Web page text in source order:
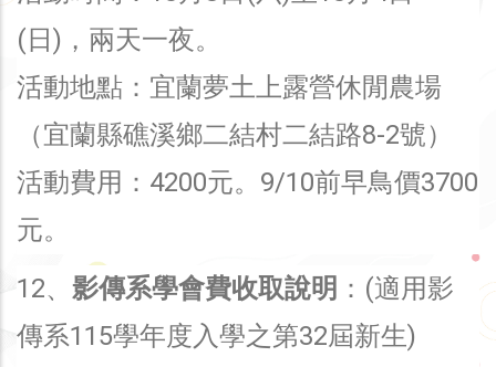
(日)，兩天一夜。
活動地點：宜蘭夢土上露營休閒農場
（宜蘭縣礁溪鄉二結村二結路8-2號）
活動費用：4200元。9/10前早鳥價3700
元。
12、 影傳系學會費收取說明 ：(適用影
傳系115學年度入學之第32屆新生)